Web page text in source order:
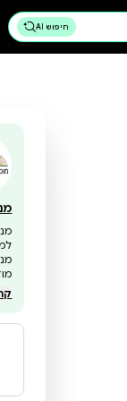
🇮🇱
מנדלי מוכר
למכירת ספרים
מנדלי ספרים